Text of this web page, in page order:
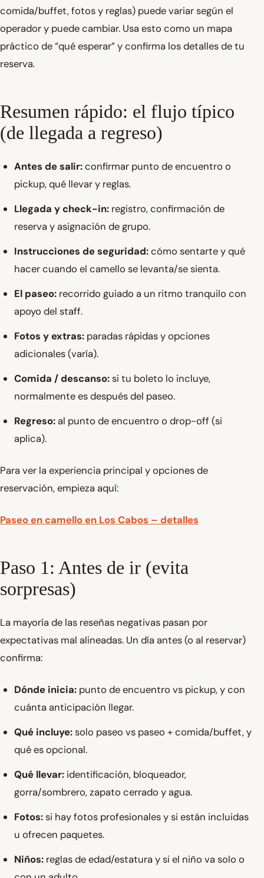
comida/buffet, fotos y reglas) puede variar según el
operador y puede cambiar. Usa esto como un mapa
práctico de “qué esperar” y confirma los detalles de tu
reserva.
Resumen rápido: el flujo típico
(de llegada a regreso)
Antes de salir:confirmar punto de encuentro o
pickup, qué llevar y reglas.
Llegada y check-in: registro, confirmación de
reserva y asignación de grupo.
Instrucciones de seguridad:cómo sentarte y qué
hacer cuando el camello se levanta/se sienta.
El paseo: recorrido guiado a un ritmo tranquilo con
apoyo del staff.
Fotos y extras: paradas rápidas y opciones
adicionales (varía).
Comida / descanso:si tu boleto lo incluye,
normalmente es después del paseo.
Regreso:al punto de encuentro o drop-off (si
aplica).
Para ver la experiencia principal y opciones de
reservación, empieza aquí:
Paseo en camello en Los Cabos – detalles
Paso 1: Antes de ir (evita
sorpresas)
La mayoría de las reseñas negativas pasan por
expectativas mal alineadas. Un día antes (o al reservar)
confirma:
Dónde inicia: punto de encuentro vs pickup, y con
cuánta anticipación llegar.
Qué incluye:solo paseo vs paseo + comida/buffet, y
qué es opcional.
Qué llevar: identificación, bloqueador,
gorra/sombrero, zapato cerrado y agua.
Fotos:si hay fotos profesionales y si están incluidas
u ofrecen paquetes.
Niños: reglas de edad/estatura y si el niño va solo o